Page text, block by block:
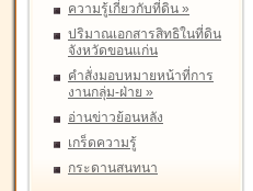
ความรู้เกี่ยวกับที่ดิน »
ปริมาณเอกสารสิทธิในที่ดิน
จังหวัดขอนแก่น
คำสั่งมอบหมายหน้าที่การ
งานกลุ่ม-ฝ่าย »
อ่านข่าวย้อนหลัง
เกร็ดความรู้
กระดานสนทนา